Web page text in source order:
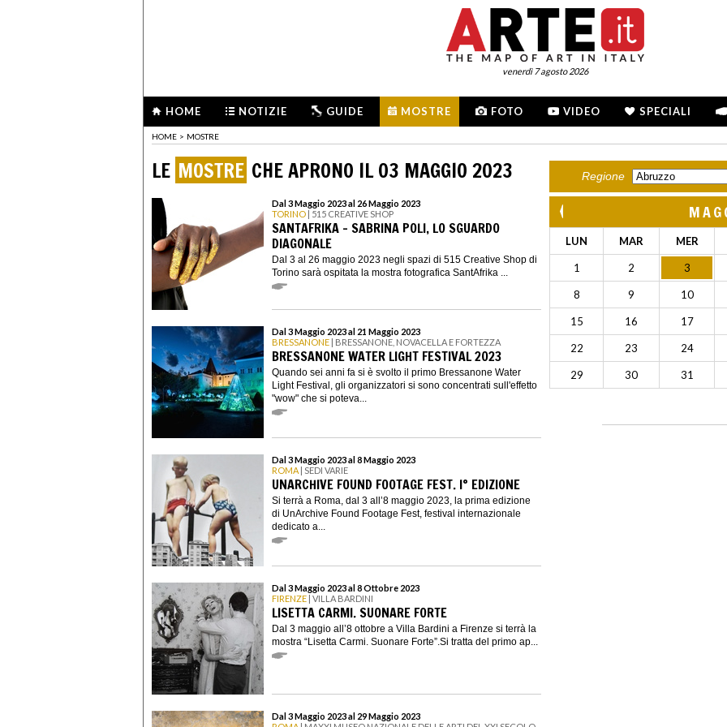
venerdì 7 agosto 2026
HOME NOTIZIE GUIDE MOSTRE FOTO VIDEO SPECIALI
HOME > MOSTRE
LE MOSTRE CHE APRONO IL 03 MAGGIO 2023
Dal 3 Maggio 2023 al 26 Maggio 2023
TORINO | 515 CREATIVE SHOP
SANTAFRIKA - SABRINA POLI, LO SGUARDO
DIAGONALE
Dal 3 al 26 maggio 2023 negli spazi di 515 Creative Shop di
Torino sarà ospitata la mostra fotografica SantAfrika ...
Dal 3 Maggio 2023 al 21 Maggio 2023
BRESSANONE | BRESSANONE, NOVACELLA E FORTEZZA
BRESSANONE WATER LIGHT FESTIVAL 2023
Quando sei anni fa si è svolto il primo Bressanone Water
Light Festival, gli organizzatori si sono concentrati sull'effetto
"wow" che si poteva...
Dal 3 Maggio 2023 al 8 Maggio 2023
ROMA | SEDI VARIE
UNARCHIVE FOUND FOOTAGE FEST. I° EDIZIONE
Si terrà a Roma, dal 3 all’8 maggio 2023, la prima edizione
di UnArchive Found Footage Fest, festival internazionale
dedicato a...
Dal 3 Maggio 2023 al 8 Ottobre 2023
FIRENZE | VILLA BARDINI
LISETTA CARMI. SUONARE FORTE
Dal 3 maggio all’8 ottobre a Villa Bardini a Firenze si terrà la
mostra “Lisetta Carmi. Suonare Forte”.Si tratta del primo ap...
Dal 3 Maggio 2023 al 29 Maggio 2023
Regione
LUN MAR MER
1 2 3
8 9 10
15 16 17
22 23 24
29 30 31